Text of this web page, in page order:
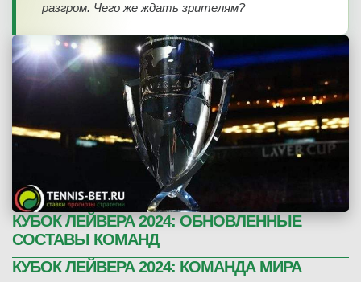
разгром. Чего же ждать зрителям?
КУБОК ЛЕЙВЕРА 2024: ОБНОВЛЕННЫЕ
СОСТАВЫ КОМАНД
КУБОК ЛЕЙВЕРА 2024: КОМАНДА МИРА